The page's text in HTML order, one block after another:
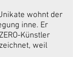
wohnt der
inne. Er
Künstler
weil